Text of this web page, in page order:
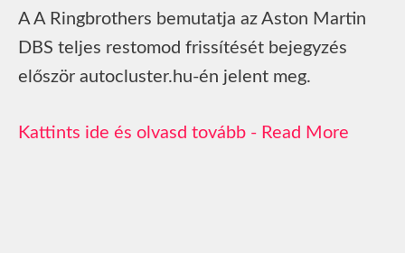
A A Ringbrothers bemutatja az Aston Martin
DBS teljes restomod frissítését bejegyzés
először autocluster.hu-én jelent meg.
Read More